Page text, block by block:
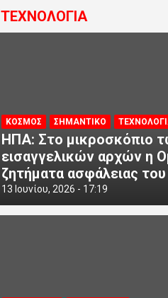
ΤΕΧΝΟΛΟΓΙΑ
ΚΟΣΜΟΣ ΣΗΜΑΝΤΙΚΟ
ΗΠΑ: Στο μικροσκόπιο
εισαγγελικών αρχών η
ζητήματα ασφάλειας
13 Ιουνίου, 2026 - 17:19